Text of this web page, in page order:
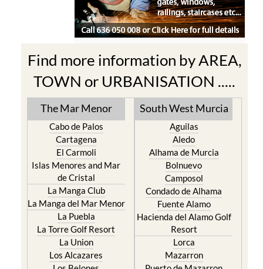
Find more information by AREA,
TOWN or URBANISATION .....
The Mar Menor
Cabo de Palos
Cartagena
El Carmoli
Islas Menores and Mar
de Cristal
La Manga Club
La Manga del Mar Menor
La Puebla
La Torre Golf Resort
La Union
South West Murcia
Aguilas
Aledo
Alhama de Murcia
Bolnuevo
Camposol
Condado de Alhama
Fuente Alamo
Hacienda del Alamo Golf
Resort
Lorca